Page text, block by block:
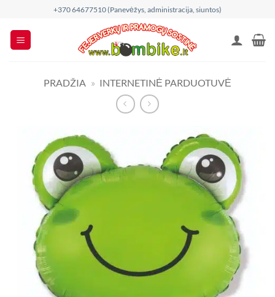
content
+370 64677510 (Panevėžys, administracija, siuntos)
PRADŽIA » INTERNETINĖ PARDUOTUVĖ